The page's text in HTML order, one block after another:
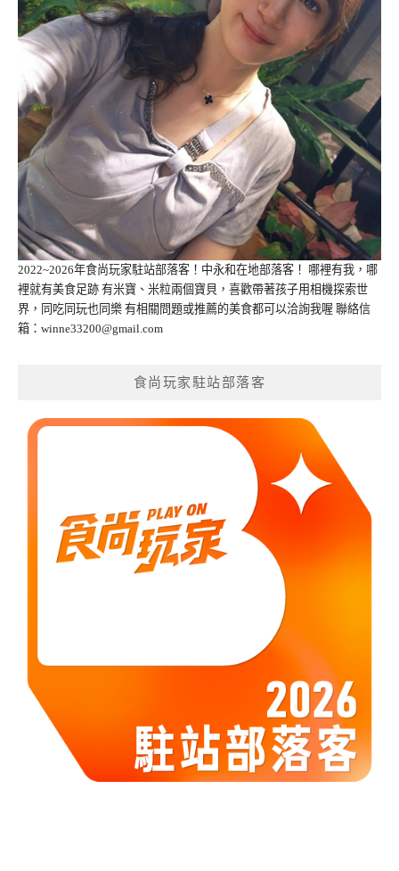
2022~2026年食尚玩家駐站部落客！中永和在地部落客！ 哪裡有我，哪
裡就有美食足跡 有米寶、米粒兩個寶貝，喜歡帶著孩子用相機探索世
界，同吃同玩也同樂 有相關問題或推薦的美食都可以洽詢我喔 聯絡信
箱： winne33200@gmail.com
食尚玩家駐站部落客